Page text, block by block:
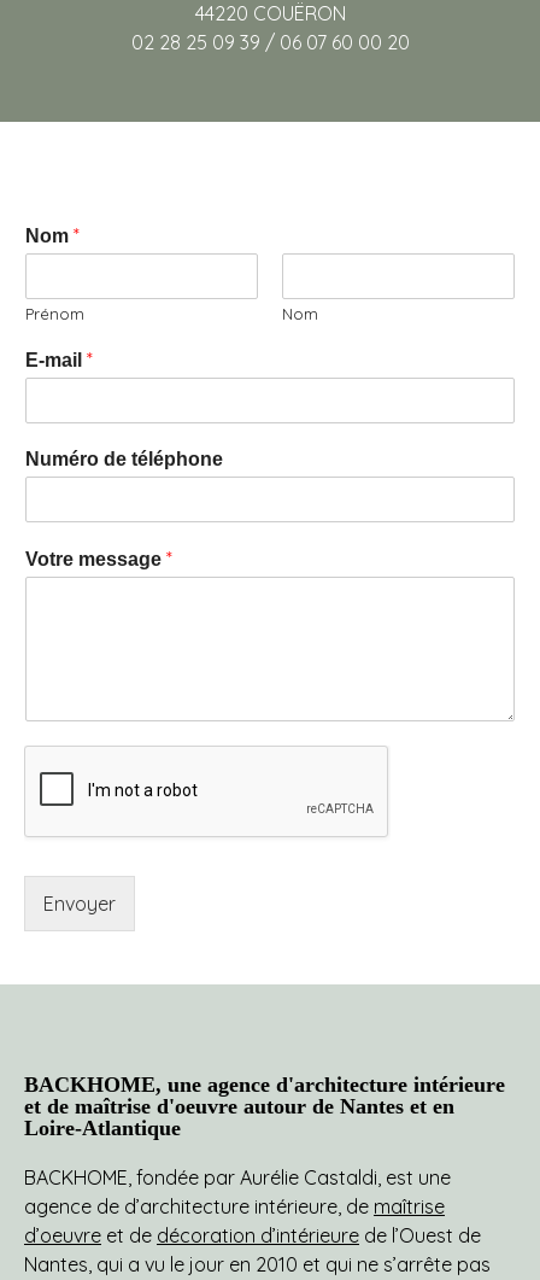
44220 COUËRON
02 28 25 09 39 / 06 07 60 00 20
Nom *
Prénom Nom
E-mail *
Numéro de téléphone
Votre message *
Envoyer
BACKHOME, une agence d'architecture intérieure
et de maîtrise d'oeuvre autour de Nantes et en
Loire-Atlantique
BACKHOME, fondée par Aurélie Castaldi, est une
agence de d’architecture intérieure, de maîtrise
d’oeuvre et de décoration d’intérieure de l’Ouest de
Nantes, qui a vu le jour en 2010 et qui ne s’arrête pas